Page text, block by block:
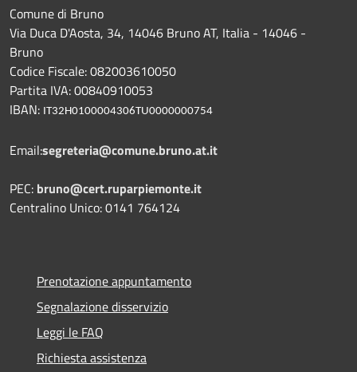
Comune di Bruno
Via Duca D'Aosta, 34, 14046 Bruno AT, Italia - 14046 -
Bruno
Codice Fiscale: 082003610050
Partita IVA: 00840910053
IBAN: IT32H0100004306TU0000000754
Email:segreteria@comune.bruno.at.it
PEC: bruno@cert.ruparpiemonte.it
Centralino Unico: 0141 764124
Prenotazione appuntamento
Segnalazione disservizio
Leggi le FAQ
Richiesta assistenza